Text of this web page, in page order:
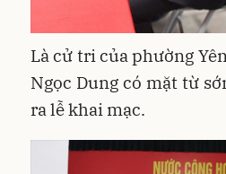
Là cử tri của phường
Ngọc Dung có mặt từ
ra lễ khai mạc.